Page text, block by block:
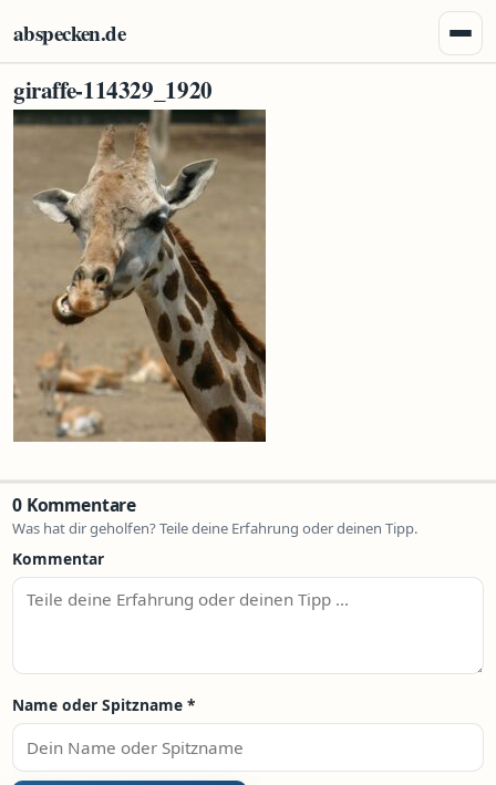
abspecken.de
giraffe-114329_1920
0 Kommentare
Was hat dir geholfen? Teile deine Erfahrung oder deinen Tipp.
Kommentar
Name oder Spitzname *